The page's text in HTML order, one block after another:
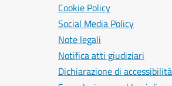
Cookie Policy
Social Media Policy
Note legali
Notifica atti giudiziari
Dichiarazione di accessibilità